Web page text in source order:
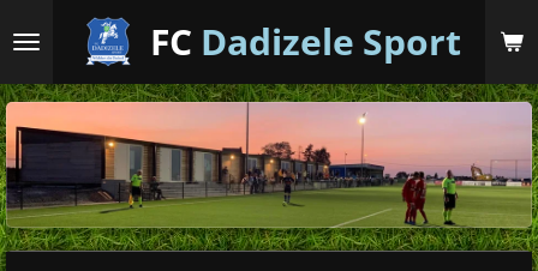
direct
de
FC Dadizele Sport